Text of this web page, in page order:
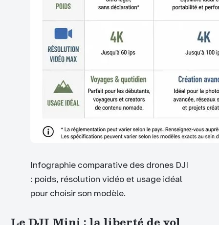
Infographie comparative des drones DJI
: poids, résolution vidéo et usage idéal
pour choisir son modèle.